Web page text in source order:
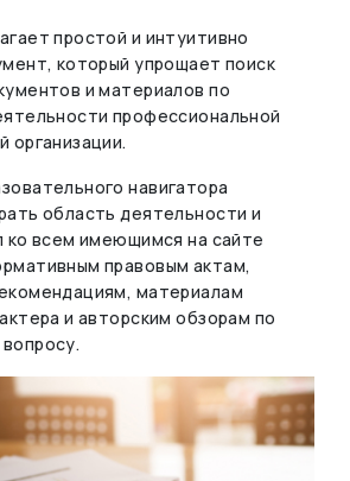
простой и интуитивно
который упрощает поиск
и материалов по
профессиональной
организации.
навигатора
область деятельности и
ко всем имеющимся на сайте
правовым актам,
материалам
и авторским обзорам по